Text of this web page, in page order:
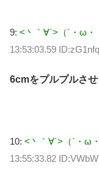
9: <丶｀∀´>（´・ω
13:53:03.59
6cmをプルプルさせ
10: <丶｀∀´>（´・ω
13:55:33.82